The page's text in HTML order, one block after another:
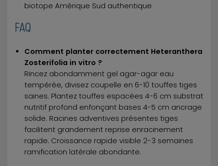
biotope Amérique Sud authentique
FAQ
Comment planter correctement Heteranthera
Zosterifolia in vitro ?
Rincez abondamment gel agar-agar eau
tempérée, divisez coupelle en 6-10 touffes tiges
saines. Plantez touffes espacées 4-6 cm substrat
nutritif profond enfonçant bases 4-5 cm ancrage
solide. Racines adventives présentes tiges
facilitent grandement reprise enracinement
rapide. Croissance rapide visible 2-3 semaines
ramification latérale abondante.